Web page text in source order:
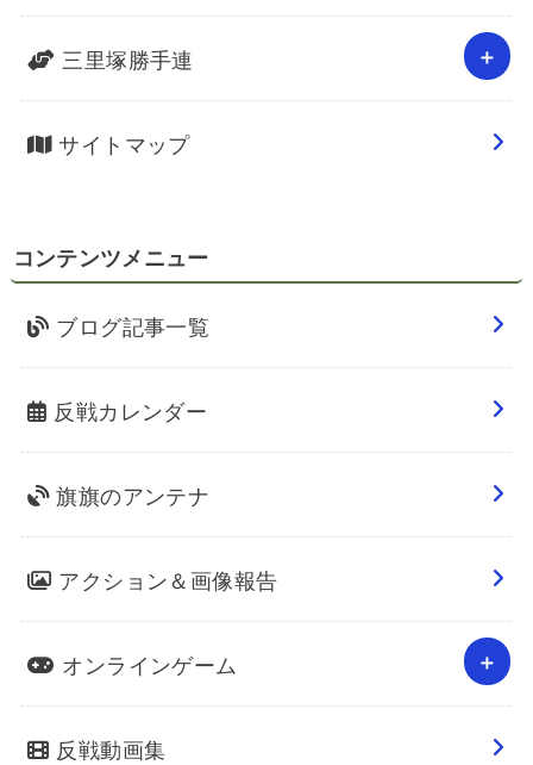
三里塚勝手連
サイトマップ
コンテンツメニュー
ブログ記事一覧
反戦カレンダー
旗旗のアンテナ
アクション＆画像報告
オンラインゲーム
反戦動画集